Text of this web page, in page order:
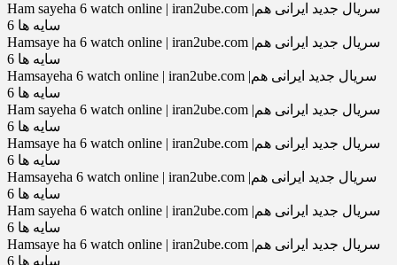
Ham sayeha 6 watch online | iran2ube.com |سریال جدید ایرانی هم
سایه ها 6
Hamsaye ha 6 watch online | iran2ube.com |سریال جدید ایرانی هم
سایه ها 6
Hamsayeha 6 watch online | iran2ube.com |سریال جدید ایرانی هم
سایه ها 6
Ham sayeha 6 watch online | iran2ube.com |سریال جدید ایرانی هم
سایه ها 6
Hamsaye ha 6 watch online | iran2ube.com |سریال جدید ایرانی هم
سایه ها 6
Hamsayeha 6 watch online | iran2ube.com |سریال جدید ایرانی هم
سایه ها 6
Ham sayeha 6 watch online | iran2ube.com |سریال جدید ایرانی هم
سایه ها 6
Hamsaye ha 6 watch online | iran2ube.com |سریال جدید ایرانی هم
سایه ها 6